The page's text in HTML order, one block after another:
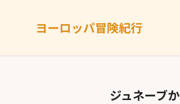
ヨーロッパ冒険紀行
ジュネーブ